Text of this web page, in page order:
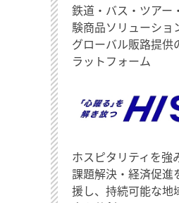
鉄道・バス・ツアー
験商品ソリューショ
グローバル販路提供
ラットフォーム
ホスピタリティを強
課題解決・経済促進
援し、持続可能な地